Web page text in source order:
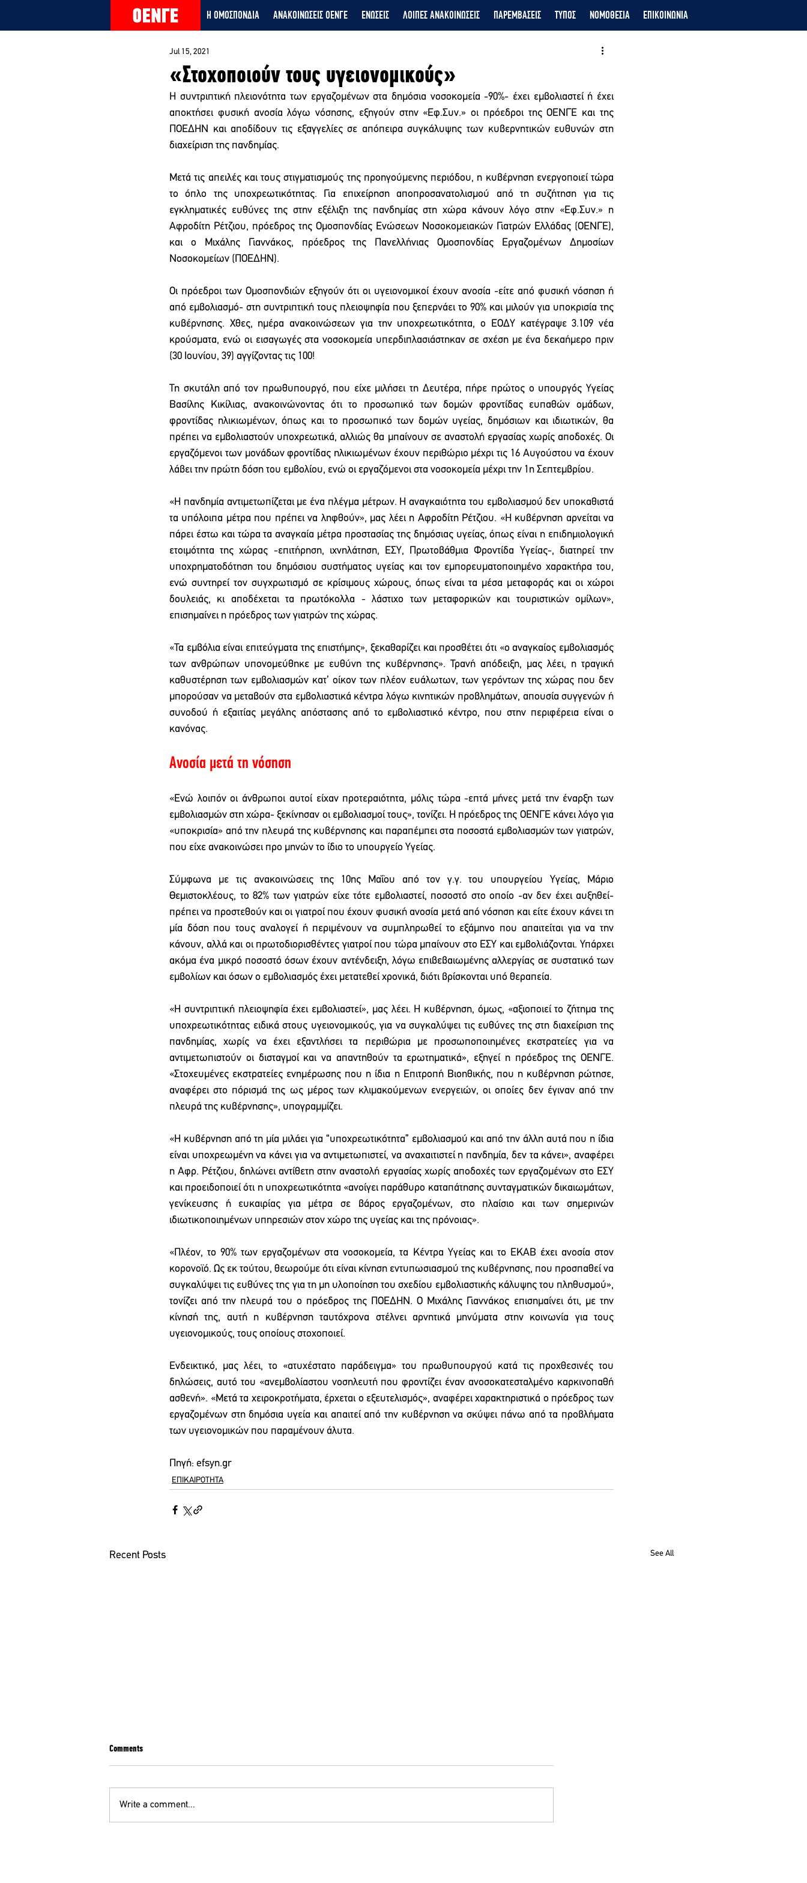
Η ΟΜΟΣΠΟΝΔΙΑ ΑΝΑΚΟΙΝΩΣΕΙΣ ΟΕΝΓΕ ΕΝΩΣΕΙΣ ΛΟΙΠΕΣ ΑΝΑΚΟΙΝΩΣΕΙΣ ΠΑΡΕΜΒΑΣΕΙΣ ΤΥΠΟΣ ΝΟΜΟΘΕΣΙΑ ΕΠΙΚΟΙΝΩΝΙΑ
«Στοχοποιούν τους υγειονομικούς»
Jul 15, 2021
Η συντριπτική πλειονότητα των εργαζομένων στα δημόσια νοσοκομεία -90%- έχει εμβολιαστεί ή έχει
αποκτήσει φυσική ανοσία λόγω νόσησης, εξηγούν στην «Εφ.Συν.» οι πρόεδροι της ΟΕΝΓΕ και της
ΠΟΕΔΗΝ και αποδίδουν τις εξαγγελίες σε απόπειρα συγκάλυψης των κυβερνητικών ευθυνών στη
διαχείριση της πανδημίας.
Μετά τις απειλές και τους στιγματισμούς της προηγούμενης περιόδου, η κυβέρνηση ενεργοποιεί τώρα
το όπλο της υποχρεωτικότητας. Για επιχείρηση αποπροσανατολισμού από τη συζήτηση για τις
εγκληματικές ευθύνες της στην εξέλιξη της πανδημίας στη χώρα κάνουν λόγο στην «Εφ.Συν.» η
Αφροδίτη Ρέτζιου, πρόεδρος της Ομοσπονδίας Ενώσεων Νοσοκομειακών Γιατρών Ελλάδας (ΟΕΝΓΕ),
και ο Μιχάλης Γιαννάκος, πρόεδρος της Πανελλήνιας Ομοσπονδίας Εργαζομένων Δημοσίων
Νοσοκομείων (ΠΟΕΔΗΝ).
Οι πρόεδροι των Ομοσπονδιών εξηγούν ότι οι υγειονομικοί έχουν ανοσία -είτε από φυσική νόσηση ή
από εμβολιασμό- στη συντριπτική τους πλειοψηφία που ξεπερνάει το 90% και μιλούν για υποκρισία της
κυβέρνησης. Χθες, ημέρα ανακοινώσεων για την υποχρεωτικότητα, ο ΕΟΔΥ κατέγραψε 3.109 νέα
κρούσματα, ενώ οι εισαγωγές στα νοσοκομεία υπερδιπλασιάστηκαν σε σχέση με ένα δεκαήμερο πριν
(30 Ιουνίου, 39) αγγίζοντας τις 100!
Τη σκυτάλη από τον πρωθυπουργό, που είχε μιλήσει τη Δευτέρα, πήρε πρώτος ο υπουργός Υγείας
Βασίλης Κικίλιας, ανακοινώνοντας ότι το προσωπικό των δομών φροντίδας ευπαθών ομάδων,
φροντίδας ηλικιωμένων, όπως και το προσωπικό των δομών υγείας, δημόσιων και ιδιωτικών, θα
πρέπει να εμβολιαστούν υποχρεωτικά, αλλιώς θα μπαίνουν σε αναστολή εργασίας χωρίς αποδοχές. Οι
εργαζόμενοι των μονάδων φροντίδας ηλικιωμένων έχουν περιθώριο μέχρι τις 16 Αυγούστου να έχουν
λάβει την πρώτη δόση του εμβολίου, ενώ οι εργαζόμενοι στα νοσοκομεία μέχρι την 1η Σεπτεμβρίου.
«Η πανδημία αντιμετωπίζεται με ένα πλέγμα μέτρων. Η αναγκαιότητα του εμβολιασμού δεν υποκαθιστά
τα υπόλοιπα μέτρα που πρέπει να ληφθούν», μας λέει η Αφροδίτη Ρέτζιου. «Η κυβέρνηση αρνείται να
πάρει έστω και τώρα τα αναγκαία μέτρα προστασίας της δημόσιας υγείας, όπως είναι η επιδημιολογική
ετοιμότητα της χώρας -επιτήρηση, ιχνηλάτηση, ΕΣΥ, Πρωτοβάθμια Φροντίδα Υγείας-, διατηρεί την
υποχρηματοδότηση του δημόσιου συστήματος υγείας και τον εμπορευματοποιημένο χαρακτήρα του,
ενώ συντηρεί τον συγχρωτισμό σε κρίσιμους χώρους, όπως είναι τα μέσα μεταφοράς και οι χώροι
δουλειάς, κι αποδέχεται τα πρωτόκολλα - λάστιχο των μεταφορικών και τουριστικών ομίλων»,
επισημαίνει η πρόεδρος των γιατρών της χώρας.
«Τα εμβόλια είναι επιτεύγματα της επιστήμης», ξεκαθαρίζει και προσθέτει ότι «ο αναγκαίος εμβολιασμός
των ανθρώπων υπονομεύθηκε με ευθύνη της κυβέρνησης». Τρανή απόδειξη, μας λέει, η τραγική
καθυστέρηση των εμβολιασμών κατ’ οίκον των πλέον ευάλωτων, των γερόντων της χώρας που δεν
μπορούσαν να μεταβούν στα εμβολιαστικά κέντρα λόγω κινητικών προβλημάτων, απουσία συγγενών ή
συνοδού ή εξαιτίας μεγάλης απόστασης από το εμβολιαστικό κέντρο, που στην περιφέρεια είναι ο
κανόνας.
Ανοσία μετά τη νόσηση
«Ενώ λοιπόν οι άνθρωποι αυτοί είχαν προτεραιότητα, μόλις τώρα -επτά μήνες μετά την έναρξη των
εμβολιασμών στη χώρα- ξεκίνησαν οι εμβολιασμοί τους», τονίζει. Η πρόεδρος της ΟΕΝΓΕ κάνει λόγο για
«υποκρισία» από την πλευρά της κυβέρνησης και παραπέμπει στα ποσοστά εμβολιασμών των γιατρών,
που είχε ανακοινώσει προ μηνών το ίδιο το υπουργείο Υγείας.
Σύμφωνα με τις ανακοινώσεις της 10ης Μαΐου από τον γ.γ. του υπουργείου Υγείας, Μάριο
Θεμιστοκλέους, το 82% των γιατρών είχε τότε εμβολιαστεί, ποσοστό στο οποίο -αν δεν έχει αυξηθεί-
πρέπει να προστεθούν και οι γιατροί που έχουν φυσική ανοσία μετά από νόσηση και είτε έχουν κάνει τη
μία δόση που τους αναλογεί ή περιμένουν να συμπληρωθεί το εξάμηνο που απαιτείται για να την
κάνουν, αλλά και οι πρωτοδιορισθέντες γιατροί που τώρα μπαίνουν στο ΕΣΥ και εμβολιάζονται. Υπάρχει
ακόμα ένα μικρό ποσοστό όσων έχουν αντένδειξη, λόγω επιβεβαιωμένης αλλεργίας σε συστατικό των
εμβολίων και όσων ο εμβολιασμός έχει μετατεθεί χρονικά, διότι βρίσκονται υπό θεραπεία.
«Η συντριπτική πλειοψηφία έχει εμβολιαστεί», μας λέει. Η κυβέρνηση, όμως, «αξιοποιεί το ζήτημα της
υποχρεωτικότητας ειδικά στους υγειονομικούς, για να συγκαλύψει τις ευθύνες της στη διαχείριση της
πανδημίας, χωρίς να έχει εξαντλήσει τα περιθώρια με προσωποποιημένες εκστρατείες για να
αντιμετωπιστούν οι δισταγμοί και να απαντηθούν τα ερωτηματικά», εξηγεί η πρόεδρος της ΟΕΝΓΕ.
«Στοχευμένες εκστρατείες ενημέρωσης που η ίδια η Επιτροπή Βιοηθικής, που η κυβέρνηση ρώτησε,
αναφέρει στο πόρισμά της ως μέρος των κλιμακούμενων ενεργειών, οι οποίες δεν έγιναν από την
πλευρά της κυβέρνησης», υπογραμμίζει.
«Η κυβέρνηση από τη μία μιλάει για “υποχρεωτικότητα” εμβολιασμού και από την άλλη αυτά που η ίδια
είναι υποχρεωμένη να κάνει για να αντιμετωπιστεί, να αναχαιτιστεί η πανδημία, δεν τα κάνει», αναφέρει
η Αφρ. Ρέτζιου, δηλώνει αντίθετη στην αναστολή εργασίας χωρίς αποδοχές των εργαζομένων στο ΕΣΥ
και προειδοποιεί ότι η υποχρεωτικότητα «ανοίγει παράθυρο καταπάτησης συνταγματικών δικαιωμάτων,
γενίκευσης ή ευκαιρίας για μέτρα σε βάρος εργαζομένων, στο πλαίσιο και των σημερινών
ιδιωτικοποιημένων υπηρεσιών στον χώρο της υγείας και της πρόνοιας».
«Πλέον, το 90% των εργαζομένων στα νοσοκομεία, τα Κέντρα Υγείας και το ΕΚΑΒ έχει ανοσία στον
κορονοϊό. Ως εκ τούτου, θεωρούμε ότι είναι κίνηση εντυπωσιασμού της κυβέρνησης, που προσπαθεί να
συγκαλύψει τις ευθύνες της για τη μη υλοποίηση του σχεδίου εμβολιαστικής κάλυψης του πληθυσμού»,
τονίζει από την πλευρά του ο πρόεδρος της ΠΟΕΔΗΝ. Ο Μιχάλης Γιαννάκος επισημαίνει ότι, με την
κίνησή της, αυτή η κυβέρνηση ταυτόχρονα στέλνει αρνητικά μηνύματα στην κοινωνία για τους
υγειονομικούς, τους οποίους στοχοποιεί.
Ενδεικτικό, μας λέει, το «ατυχέστατο παράδειγμα» του πρωθυπουργού κατά τις προχθεσινές του
δηλώσεις, αυτό του «ανεμβολίαστου νοσηλευτή που φροντίζει έναν ανοσοκατεσταλμένο καρκινοπαθή
ασθενή». «Μετά τα χειροκροτήματα, έρχεται ο εξευτελισμός», αναφέρει χαρακτηριστικά ο πρόεδρος των
εργαζομένων στη δημόσια υγεία και απαιτεί από την κυβέρνηση να σκύψει πάνω από τα προβλήματα
των υγειονομικών που παραμένουν άλυτα.
Πηγή: efsyn.gr
ΕΠΙΚΑΙΡΟΤΗΤΑ
Recent Posts See All
Comments
Write a comment...